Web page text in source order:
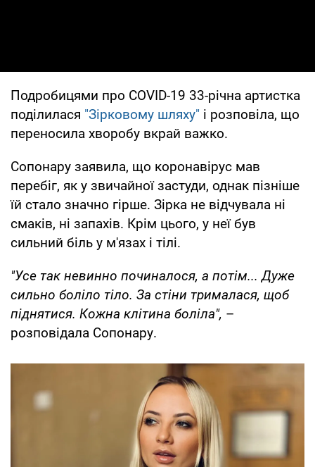
Подробицями про COVID-19 33-річна артистка
поділилася "Зірковому шляху" і розповіла, що
переносила хворобу вкрай важко.
Сопонару заявила, що коронавірус мав
перебіг, як у звичайної застуди, однак пізніше
їй стало значно гірше. Зірка не відчувала ні
смаків, ні запахів. Крім цього, у неї був
сильний біль у м'язах і тілі.
"Усе так невинно починалося, а потім... Дуже
сильно боліло тіло. За стіни трималася, щоб
піднятися. Кожна клітина боліла", –
розповідала Сопонару.